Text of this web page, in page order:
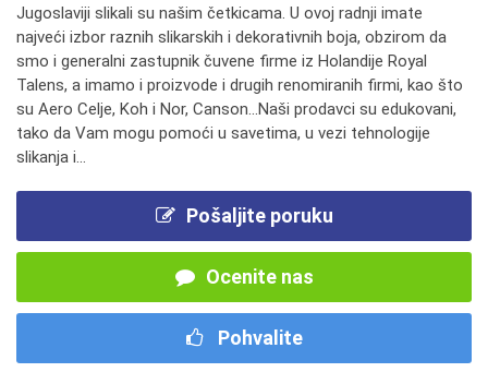
Jugoslaviji slikali su našim četkicama. U ovoj radnji imate
najveći izbor raznih slikarskih i dekorativnih boja, obzirom da
smo i generalni zastupnik čuvene firme iz Holandije Royal
Talens, a imamo i proizvode i drugih renomiranih firmi, kao što
su Aero Celje, Koh i Nor, Canson...Naši prodavci su edukovani,
tako da Vam mogu pomoći u savetima, u vezi tehnologije
slikanja i...
Pošaljite poruku
Ocenite nas
Pohvalite